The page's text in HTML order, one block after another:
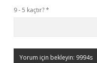
9 - 5 kaçtır?*